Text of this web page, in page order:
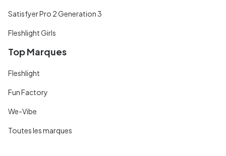
Satisfyer Pro 2 Generation 3
Fleshlight Girls
Top Marques
Fleshlight
Fun Factory
We-Vibe
Toutes les marques